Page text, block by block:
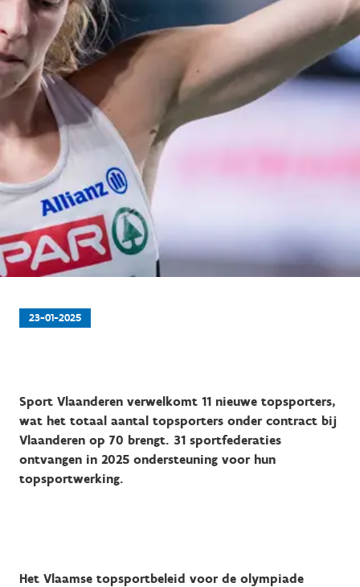
23-01-2025
Sport Vlaanderen verwelkomt 11 nieuwe topsporters,
wat het totaal aantal topsporters onder contract bij
Vlaanderen op 70 brengt. 31 sportfederaties
ontvangen in 2025 ondersteuning voor hun
topsportwerking.
Het Vlaamse topsportbeleid voor de olympiade